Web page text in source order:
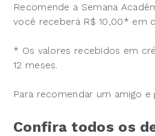
Recomende a Semana
você receberá R$ 10,00* em
* Os valores recebidos em
12 meses.
Para recomendar um amigo
Confira todos os